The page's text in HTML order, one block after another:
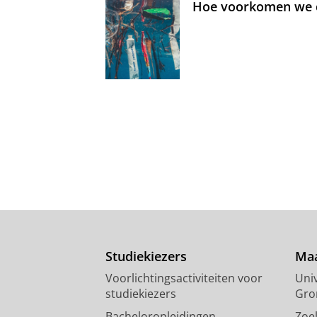
Hoe voorkomen
Studiekiezers
Voorlichtingsactiviteiten voor
studiekiezers